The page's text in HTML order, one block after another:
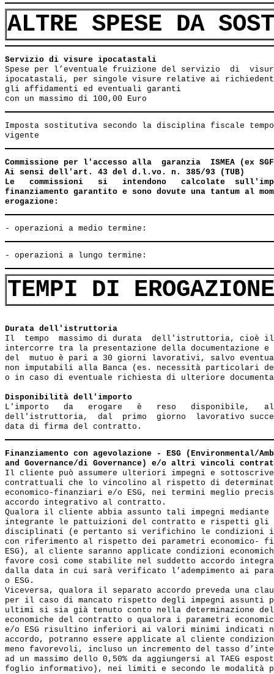
ALTRE SPESE DA
Servizio di visure ipocatastali
Spese per l’eventuale fruizione del servizio  di
ipocatastali, per singole visure relative ai
gli affidamenti ed eventuali garanti
Imposta sostitutiva secondo la disciplina fiscale
Commissione per l'accesso alla  garanzia  ISMEA (ex
Ai sensi dell'art. 43 del d.l.vo. n. 385/93 (TUB)
Le   commissioni   si   intendono   calcolate
finanziamento garantito e sono dovute una tantum al
erogazione:
TEMPI DI
Durata dell'istruttoria
Il  tempo  massimo di durata  dell'istruttoria, cioè il
intercorre tra la presentazione della documentazione
del  mutuo è pari a 30 giorni lavorativi, salvo
non imputabili alla Banca (es. necessità particolari
o in caso di eventuale richiesta di ulteriore
Disponibilità dell'importo
L'importo   da   erogare   è   reso   disponibile,
dell'istruttoria,  dal  primo  giorno  lavorativo
Finanziamento con agevolazione - ESG (Environmental/
and Governance/di Governance) e/o altri vincoli
Il cliente può assumere ulteriori impegni e
contrattuali che lo vincolino al rispetto di
economico-finanziari e/o ESG, nei termini meglio
accordo integrativo al contratto.
Qualora il cliente abbia assunto tali impegni mediante
integrante le pattuizioni del contratto e rispetti gli
disciplinati (e pertanto si verifichino le condizioni
con riferimento al rispetto dei parametri economico-
ESG), al cliente saranno applicate condizioni
favore così come stabilite nel suddetto accordo
dalla data in cui sarà verificato l’adempimento ai
o ESG.
Viceversa, qualora il separato accordo preveda una
per il caso di mancato rispetto degli impegni assunti
ultimi si sia già tenuto conto nella determinazione
economiche del contratto o qualora i parametri
e/o ESG risultino inferiori ai valori minimi indicati
accordo, potranno essere applicate al cliente
meno favorevoli, incluso un incremento del tasso
ad un massimo dello 0,50% da aggiungersi al TAEG
foglio informativo), nei limiti e secondo le modalità